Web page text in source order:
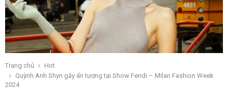
Trang chủ
Hot
Quỳnh Anh Shyn gây ấn tượng tại Show Fendi – Milan Fashion Week
2024